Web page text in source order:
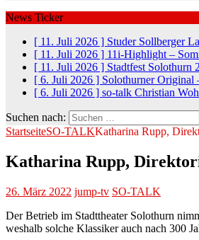
News Ticker
[ 11. Juli 2026 ] Studer Sollberger
[ 11. Juli 2026 ] 11i-Highlight –
[ 11. Juli 2026 ] Stadtfest Solothurn
[ 6. Juli 2026 ] Solothurner Original
[ 6. Juli 2026 ] so-talk Christian
Suchen nach:
StartseiteSO-TALKKatharina Rupp,
Katharina Rupp,
26. März 2022 jump-tv SO-TALK
Der Betrieb im Stadttheater Solothurn
weshalb solche Klassiker auch nach 300